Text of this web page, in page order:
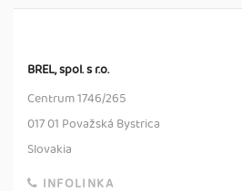
BREL, spol. s r.o.
Centrum 1746/265
017 01 Považská Bystrica
Slovakia
INFOLINKA